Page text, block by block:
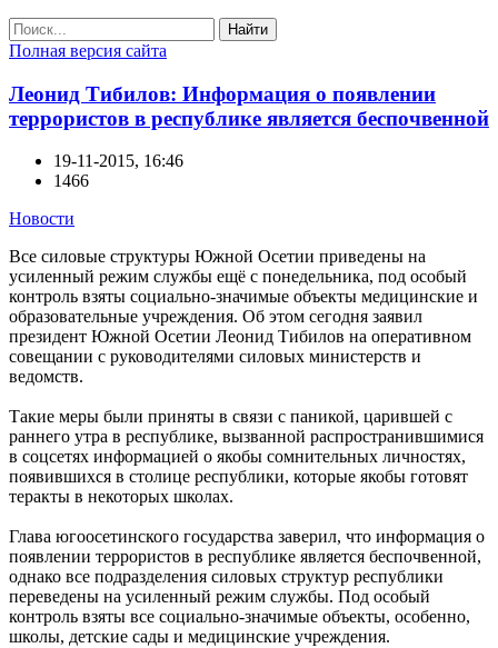
Найти
Полная версия сайта
Леонид Тибилов: Информация о появлении
террористов в республике является беспочвенной
19-11-2015, 16:46
1466
Новости
Все силовые структуры Южной Осетии приведены на
усиленный режим службы ещё с понедельника, под особый
контроль взяты социально-значимые объекты медицинские и
образовательные учреждения. Об этом сегодня заявил
президент Южной Осетии Леонид Тибилов на оперативном
совещании с руководителями силовых министерств и
ведомств.
Такие меры были приняты в связи с паникой, царившей с
раннего утра в республике, вызванной распространившимися
в соцсетях информацией о якобы сомнительных личностях,
появившихся в столице республики, которые якобы готовят
теракты в некоторых школах.
Глава югоосетинского государства заверил, что информация о
появлении террористов в республике является беспочвенной,
однако все подразделения силовых структур республики
переведены на усиленный режим службы. Под особый
контроль взяты все социально-значимые объекты, особенно,
школы, детские сады и медицинские учреждения.